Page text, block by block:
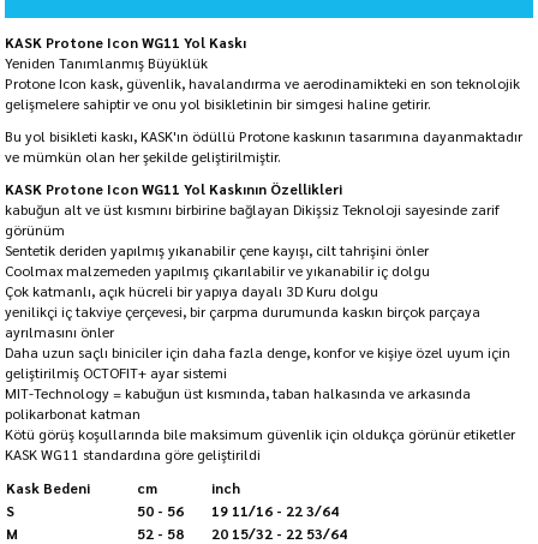
KASK Protone Icon WG11 Yol Kaskı
Yeniden Tanımlanmış Büyüklük
Protone Icon kask, güvenlik, havalandırma ve aerodinamikteki en son teknolojik
gelişmelere sahiptir ve onu yol bisikletinin bir simgesi haline getirir.
Bu yol bisikleti kaskı, KASK'ın ödüllü Protone kaskının tasarımına dayanmaktadır
ve mümkün olan her şekilde geliştirilmiştir.
KASK Protone Icon WG11 Yol Kaskının Özellikleri
kabuğun alt ve üst kısmını birbirine bağlayan Dikişsiz Teknoloji sayesinde zarif
görünüm
Sentetik deriden yapılmış yıkanabilir çene kayışı, cilt tahrişini önler
Coolmax malzemeden yapılmış çıkarılabilir ve yıkanabilir iç dolgu
Çok katmanlı, açık hücreli bir yapıya dayalı 3D Kuru dolgu
yenilikçi iç takviye çerçevesi, bir çarpma durumunda kaskın birçok parçaya
ayrılmasını önler
Daha uzun saçlı biniciler için daha fazla denge, konfor ve kişiye özel uyum için
geliştirilmiş OCTOFIT+ ayar sistemi
MIT-Technology = kabuğun üst kısmında, taban halkasında ve arkasında
polikarbonat katman
Kötü görüş koşullarında bile maksimum güvenlik için oldukça görünür etiketler
KASK WG11 standardına göre geliştirildi
Kask Bedeni
cm
inch
S
50 - 56
19 11/16 - 22 3/64
M
52 - 58
20 15/32 - 22 53/64